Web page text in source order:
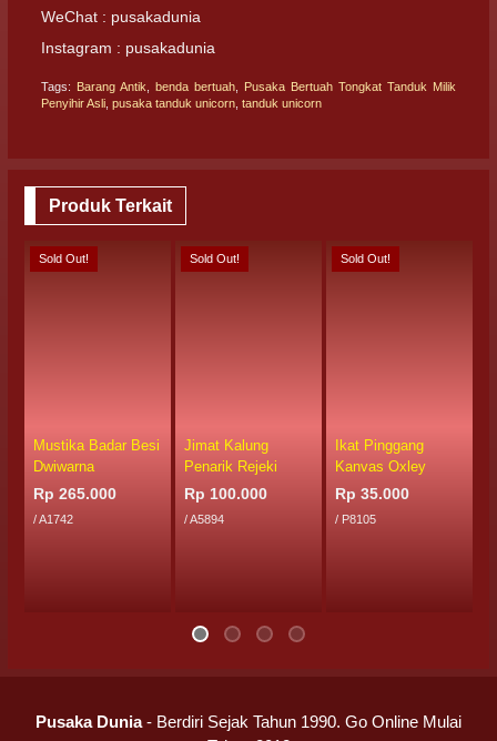
WeChat : pusakadunia
Instagram : pusakadunia
Tags: Barang Antik benda bertuah
Pusaka Bertuah Tongkat Tanduk Milik
Penyihir Asli pusaka tanduk unicorn tanduk unicorn
Produk Terkait
Sold Out!
Mustika Badar Besi
Dwiwarna
Rp 265.000
/ A1742
Sold Out!
Jimat Kalung
Penarik Rejeki
Rp 100.000
/ A5894
Sold Out!
Ikat Pinggang
Kanvas Oxley
Rp 35.000
/ P8105
Pusaka Dunia- Berdiri Sejak Tahun 1990. Go Online Mulai